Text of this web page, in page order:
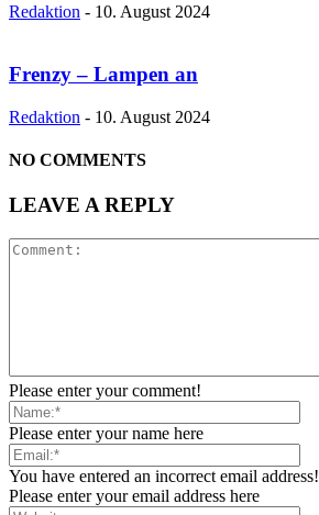
Redaktion - 10. August 2024
Frenzy – Lampen an
Redaktion - 10. August 2024
NO COMMENTS
LEAVE A REPLY
Please enter your comment!
Please enter your name here
You have entered an incorrect email address!
Please enter your email address here